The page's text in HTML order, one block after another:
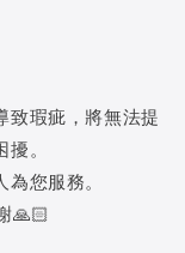
致瑕疵，將無法提
。
您服務。
🙏🏻